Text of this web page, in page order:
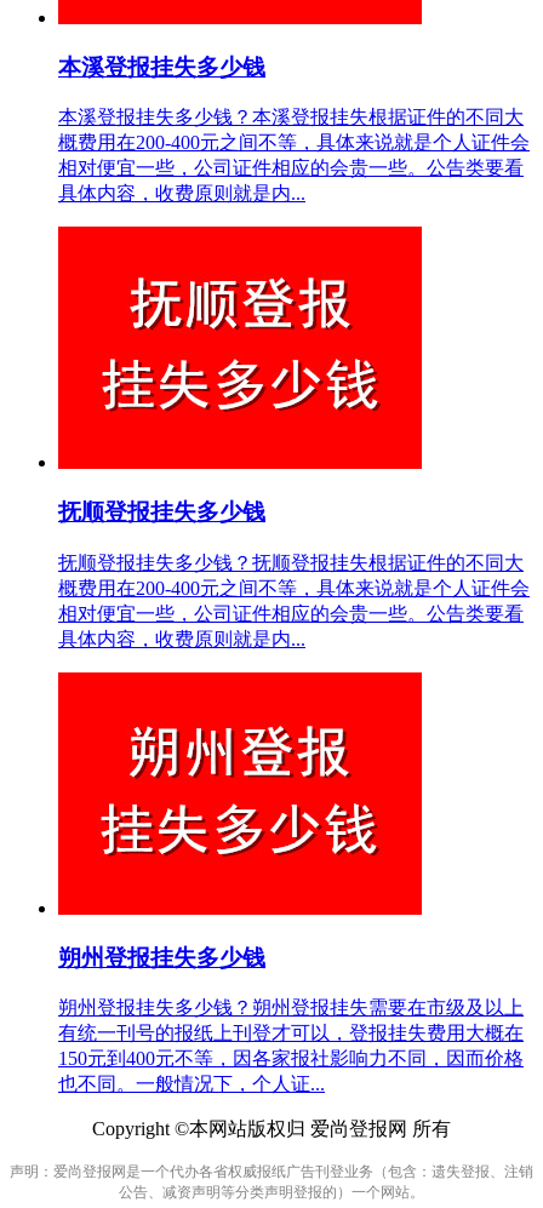
本溪登报挂失多少钱
本溪登报挂失多少钱？本溪登报挂失根据证件的不同大
概费用在200-400元之间不等，具体来说就是个人证件会
相对便宜一些，公司证件相应的会贵一些。公告类要看
具体内容，收费原则就是内...
抚顺登报挂失多少钱
抚顺登报挂失多少钱？抚顺登报挂失根据证件的不同大
概费用在200-400元之间不等，具体来说就是个人证件会
相对便宜一些，公司证件相应的会贵一些。公告类要看
具体内容，收费原则就是内...
朔州登报挂失多少钱
朔州登报挂失多少钱？朔州登报挂失需要在市级及以上
有统一刊号的报纸上刊登才可以，登报挂失费用大概在
150元到400元不等，因各家报社影响力不同，因而价格
也不同。一般情况下，个人证...
Copyright ©本网站版权归 爱尚登报网 所有
声明：爱尚登报网是一个代办各省权威报纸广告刊登业务（包含：遗失登报、注销
公告、减资声明等分类声明登报的）一个网站。